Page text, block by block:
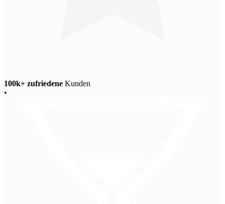
100k+ zufriedene Kunden
•